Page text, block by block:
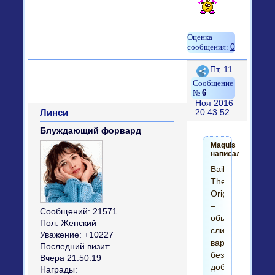
0
Поделиться
6
Пт, 11
Ноя 2016
20:43:52
Линси
Блуждающий форвард
Сообщений: 21571
Пол: Женский
Уважение: +10227
Последний визит:
Вчера 21:50:19
Награды:
Maquis
написал(а):
Baileys
The
Original
–
обычный
сливочный
вариант
без
добавок;